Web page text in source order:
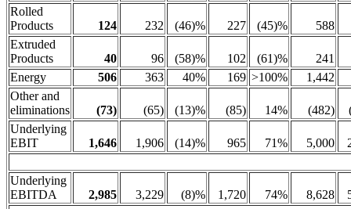
Rolled
Products
124 232 (46)% 227 (45)%
588
Extruded
Products
40 96 (58)% 102 (61)%
241
Energy
506 363 40% 169 >100%
1,442
Other and
eliminations
(73) (65) (13)% (85) 14% (482)
Underlying
EBIT
1,646 1,906 (14)% 965 71% 5,000
Underlying
EBITDA
2,985 3,229 (8)% 1,720 74% 8,628